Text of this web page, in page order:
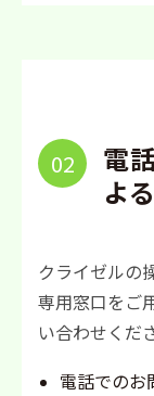
02
電
よ
クライゼルの
専用窓口をご
い合わせくだ
電話でのお